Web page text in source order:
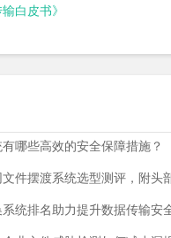
白皮书》
哪些高效的安全保障措施？
统排名助力提升数据传输安